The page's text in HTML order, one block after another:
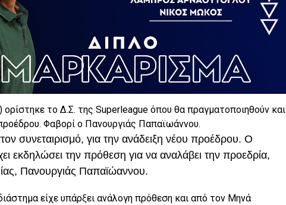
το Δ.Σ. της Superleague όπου θα πραγματοποιηθούν και
Φαβορί ο Πανουργιάς Παπαϊωάννου.
συνεταιρισμό, για την ανάδειξη νέου προέδρου. Ο
εκδηλώσει την πρόθεση για να αναλάβει την προεδρία,
Πανουργιάς Παπαϊώαννου.
είχε υπάρξει ανάλογη πρόθεση και από τον Μηνά